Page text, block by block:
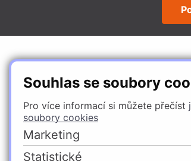
Souhlas se soubory
Pro více informací si můžete přečíst
soubory cookies
Marketing
Statistické
SLEDUJTE NÁS